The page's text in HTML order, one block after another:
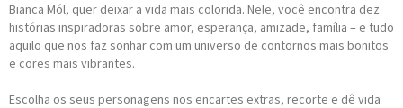
Bianca Mól, quer deixar a vida mais colorida. Nele, você encontra dez
histórias inspiradoras sobre amor, esperança, amizade, família – e tudo
aquilo que nos faz sonhar com um universo de contornos mais bonitos
e cores mais vibrantes.
Escolha os seus personagens nos encartes extras, recorte e dê vida